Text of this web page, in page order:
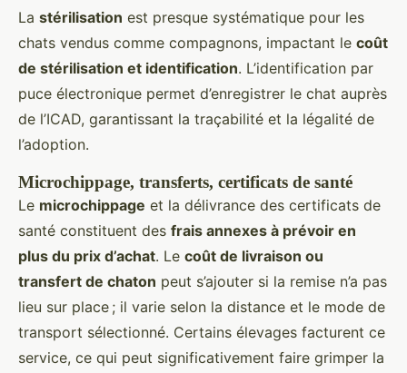
La stérilisation est presque systématique pour les
chats vendus comme compagnons, impactant le coût
de stérilisation et identification. L’identification par
puce électronique permet d’enregistrer le chat auprès
de l’ICAD, garantissant la traçabilité et la légalité de
l’adoption.
Microchippage, transferts, certificats de santé
Le microchippage et la délivrance des certificats de
santé constituent des frais annexes à prévoir en
plus du prix d’achat. Le coût de livraison ou
transfert de chaton peut s’ajouter si la remise n’a pas
lieu sur place ; il varie selon la distance et le mode de
transport sélectionné. Certains élevages facturent ce
service, ce qui peut significativement faire grimper la